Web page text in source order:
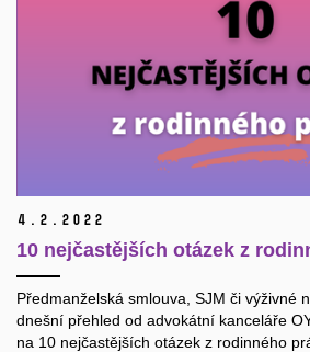
4. 2. 2022
10 nejčastějších otázek z
Předmanželská smlouva, SJM či výživné
dnešní přehled od advokátní kanceláře
na 10 nejčastějších otázek z rodinného